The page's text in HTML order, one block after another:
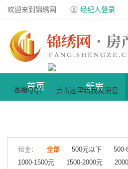
欢迎来到锦绣网 经纪人登录
客服QQ：
首页 新房
租金： 全部 500元以下 500-
1000-1500元
1500-2000元